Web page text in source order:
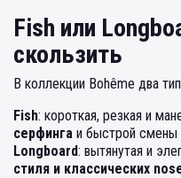
Fish или
скользить
В коллекции Bohême два
Fish: короткая, резкая и
серфинга и быстрой смены
Longboard: вытянутая и
стиля и классических